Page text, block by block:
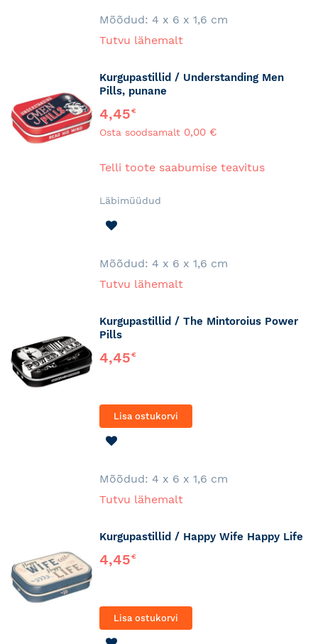
Mõõdud: 4 x 6 x 1,6 cm
Tutvu lähemalt
Kurgupastillid / Understanding Men
Pills, punane
4,45€
Osta soodsamalt 0,00 €
Telli toote saabumise teavitus
Läbimüüdud
Mõõdud: 4 x 6 x 1,6 cm
Tutvu lähemalt
Kurgupastillid / The Mintoroius Power
Pills
4,45€
Lisa ostukorvi
Mõõdud: 4 x 6 x 1,6 cm
Tutvu lähemalt
Kurgupastillid / Happy Wife Happy Life
4,45€
Lisa ostukorvi